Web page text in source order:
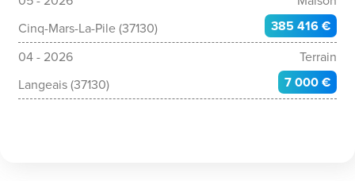
Cinq-Mars-La-Pile (37130)
385 416 €
04 - 2026
Terrain
Langeais (37130)
7 000 €